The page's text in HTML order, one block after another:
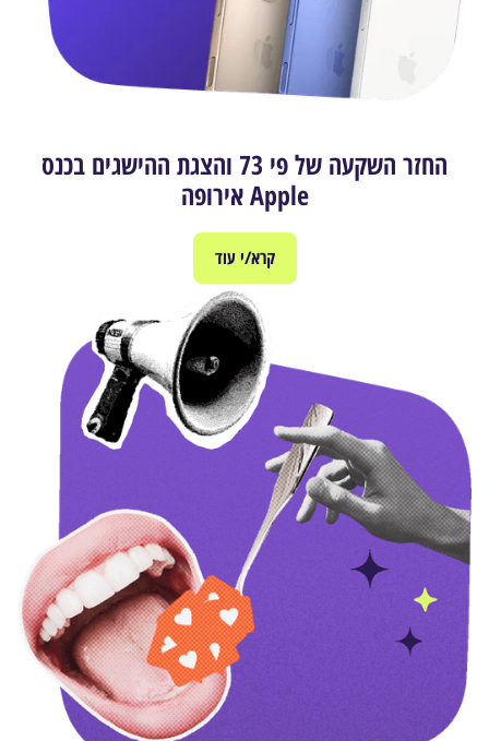
החזר השקעה של פי 73 והצגת ההישגים בכנס
Apple אירופה
קרא/י עוד